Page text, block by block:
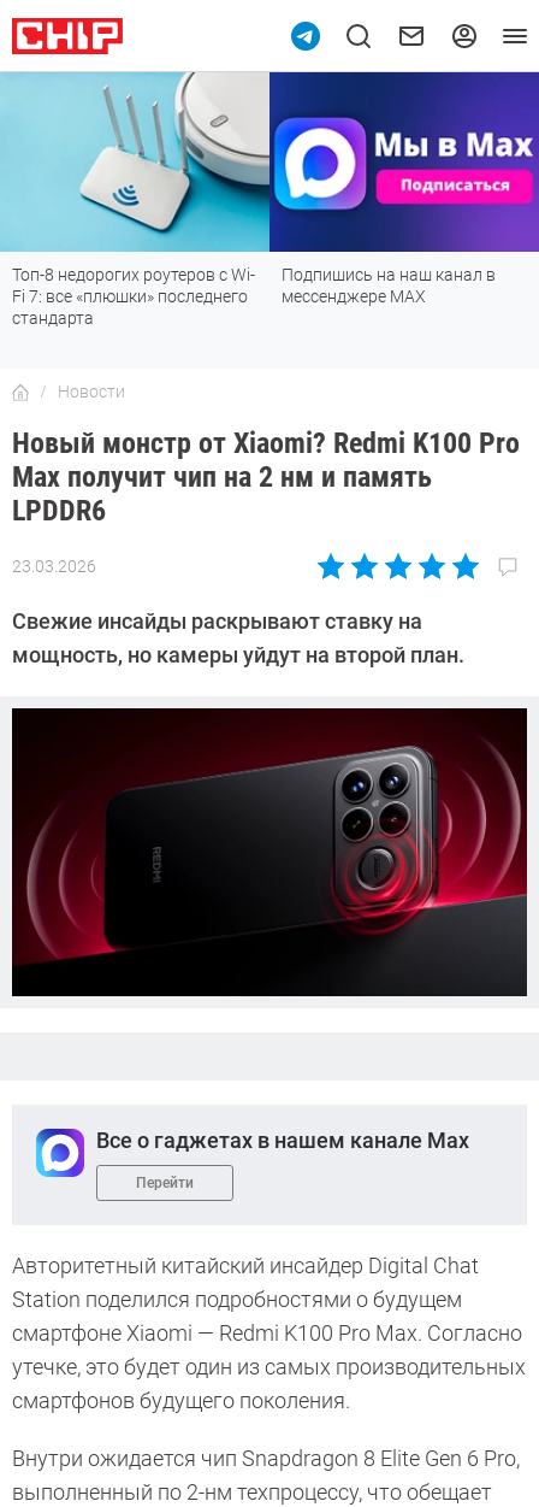
Топ-8 недорогих роутеров с Wi-
Fi 7: все «плюшки» последнего
стандарта
Подпишись на наш канал в
мессенджере МАХ
Новости
Новый монстр от Xiaomi? Redmi K100 Pro
Max получит чип на 2 нм и память
LPDDR6
23.03.2026
Автор:
Довлатова
Свежие инсайды раскрывают ставку на
мощность, но камеры уйдут на второй план.
Все о гаджетах в нашем канале Max
Перейти
Авторитетный китайский инсайдер Digital Chat
Station поделился подробностями о будущем
смартфоне Xiaomi — Redmi K100 Pro Max. Согласно
утечке, это будет один из самых производительных
смартфонов будущего поколения.
Внутри ожидается чип Snapdragon 8 Elite Gen 6 Pro,
выполненный по 2-нм техпроцессу, что обещает